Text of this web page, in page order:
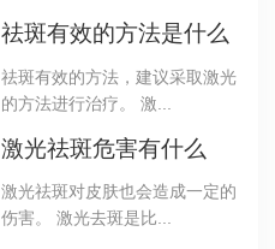
祛斑有效的方法是什么
祛斑有效的方法，建议采取激光
的方法进行治疗。 激...
激光祛斑危害有什么
激光祛斑对皮肤也会造成一定的
伤害。 激光去斑是比...